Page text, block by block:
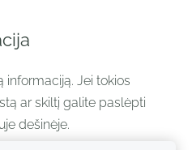
Jei tokios
ar skiltį galite paslėpti
dešinėje.